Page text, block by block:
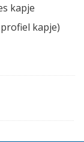
kapje
kapje)